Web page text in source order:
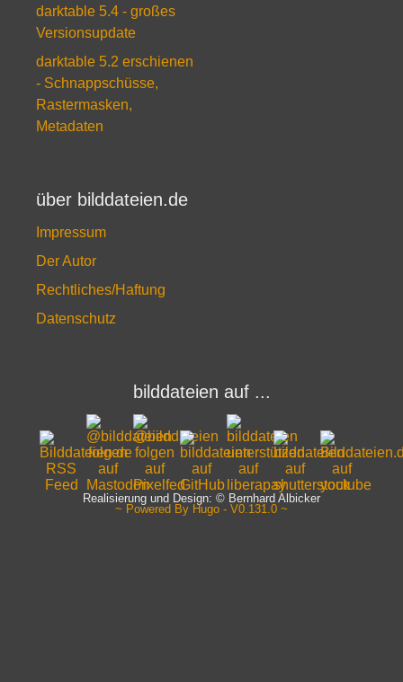
darktable 5.4 - großes
Versionsupdate
darktable 5.2 erschienen
- Schnappschüsse,
Rastermasken,
Metadaten
über bilddateien.de
Impressum
Der Autor
Rechtliches/Haftung
Datenschutz
bilddateien auf ...
Realisierung und Design: © Bernhard Albicker
~ Powered By Hugo - V0.131.0 ~